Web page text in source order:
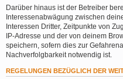
Darüber hinaus ist der Betreiber
Interessenabwägung zwischen
Interessen Dritter, Zeitpunkte von
IP-Adresse und der von deinem
speichern, sofern dies zur
Nachverfolgbarkeit notwendig ist.
REGELUNGEN BEZÜGLICH DER